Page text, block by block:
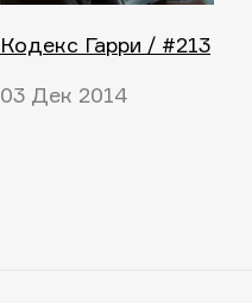
Кодекс Гарри / #213
03 Дек 2014